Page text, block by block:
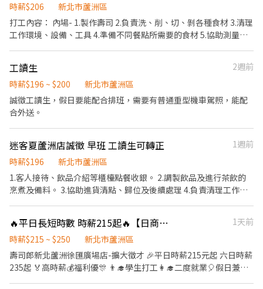
成為台灣第一迴轉壽司品牌。 ▪傾聽員工訴求，共同打造「以人為
本」的舒適工作環境。 ⭕基本保障 ①加班費(以5分鐘為單位計算)
②勞保、健保、意外險 ③每月提撥勞工退休新制6% ④特休／年假
按照勞基法規定 ⑤颱風天出勤津貼補助 ⑥員工店內用餐折扣 ⑦提供
員工制服 ⑧任職一年後提供免費健檢
時薪$206
新北市蘆洲區
打工內容： 內場- 1.製作壽司 2.負責洗、削、切、剝各種食材 3.清理
工作環境、設備、工具 4.準備不同餐點所需要的食材 5.協助測量食
紹
工讀生
2週前
時薪$196 ~ $200
新北市蘆洲區
誠徵工讀生，假日要能配合排班，需要有普通重型機車駕照，能配
合外送。
迷客夏蘆洲店誠徵 早班 工讀生可轉正
1週前
時薪$196
新北市蘆洲區
1.客人接待、飲品介紹等櫃檯點餐收銀。 2.調製飲品及進行茶飲的
烹煮及備料。 3.協助進貨清點、歸位及後續處理 4.負責清理工作環
作有熱忱，個性積極主動、有責任感、適應力強、抗壓性佳。 可早
晚班論調為佳 如有興趣兼職轉正，可再討論
🔥平日長短時數 時薪215起🔥【日商 壽司郎 蘆洲徐匯廣場店 兼職人員】
1天前
時薪$215 ~ $250
新北市蘆洲區
壽司郎新北蘆洲徐匯廣場店-擴大徵才 🎉平日時薪215元起 六日時薪
235起 🏅高時薪💰福利優🎊 👨‍🎓學生打工👩‍🎓二度就業🎈假日兼職